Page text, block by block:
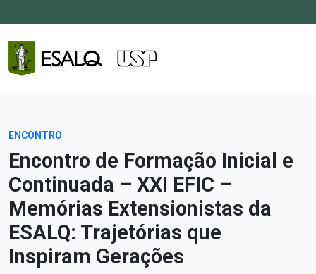
ENCONTRO
Encontro de Formação Inicial e
Continuada – XXI EFIC –
Memórias Extensionistas da
ESALQ: Trajetórias que
Inspiram Gerações